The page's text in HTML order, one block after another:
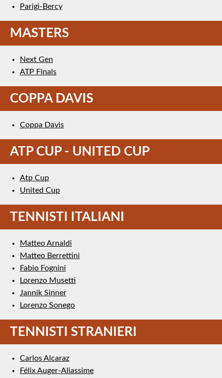
Parigi-Bercy
MASTERS
Next Gen
ATP Finals
COPPA DAVIS
Coppa Davis
ATP CUP - UNITED CUP
Atp Cup
United Cup
TENNISTI ITALIANI
Matteo Arnaldi
Matteo Berrettini
Fabio Fognini
Lorenzo Musetti
Jannik Sinner
Lorenzo Sonego
TENNISTI STRANIERI
Carlos Alcaraz
Félix Auger-Aliassime